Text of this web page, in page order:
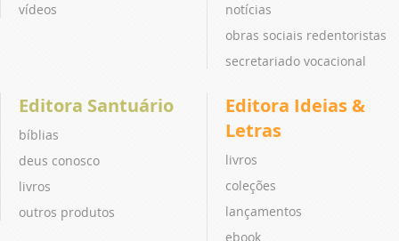
vídeos
notícias
obras sociais redentoristas
secretariado vocacional
Editora Santuário
bíblias
deus conosco
livros
outros produtos
Editora Ideias &
Letras
livros
coleções
lançamentos
ebook